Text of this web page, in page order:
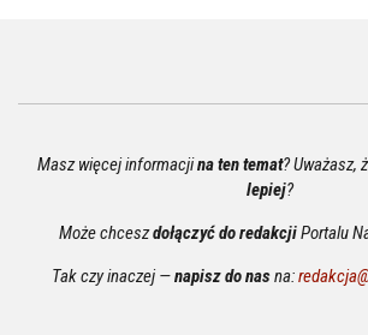
Masz więcej informacjina ten temat? Uważasz,
lepiej?
Może chceszdołączyć do redakcjiPortalu
Tak czy inaczej —napisz do nasna: